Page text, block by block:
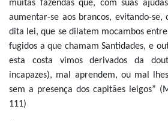
muitas fazendas que, com suas
aumentar-se aos brancos, evitando-
dita lei, que se dilatem mocambos
fugidos a que chamam Santidades, e
esta costa vimos derivados da
incapazes), mal aprendem, ou mal
sem a presença dos capitães leigos”
111)